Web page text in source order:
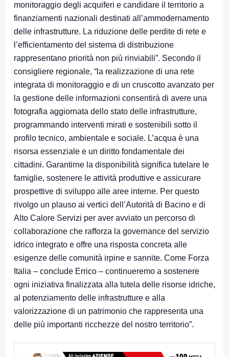
monitoraggio degli acquiferi e candidare il territorio a
finanziamenti nazionali destinati all’ammodernamento
delle infrastrutture. La riduzione delle perdite di rete e
l’efficientamento del sistema di distribuzione
rappresentano priorità non più rinviabili”. Secondo il
consigliere regionale, “la realizzazione di una rete
integrata di monitoraggio e di un cruscotto avanzato per
la gestione delle informazioni consentirà di avere una
fotografia aggiornata dello stato delle infrastrutture,
programmando interventi mirati e sostenibili sotto il
profilo tecnico, ambientale e sociale. L’acqua è una
risorsa essenziale e un diritto fondamentale dei
cittadini. Garantirne la disponibilità significa tutelare le
famiglie, sostenere le attività produttive e assicurare
prospettive di sviluppo alle aree interne. Per questo
rivolgo un plauso ai vertici dell’Autorità di Bacino e di
Alto Calore Servizi per aver avviato un percorso di
collaborazione che rafforza la governance del servizio
idrico integrato e offre una risposta concreta alle
esigenze delle comunità irpine e sannite. Come Forza
Italia – conclude Errico – continueremo a sostenere
ogni iniziativa finalizzata alla tutela delle risorse idriche,
al potenziamento delle infrastrutture e alla
valorizzazione di un patrimonio che rappresenta una
delle più importanti ricchezze del nostro territorio”.